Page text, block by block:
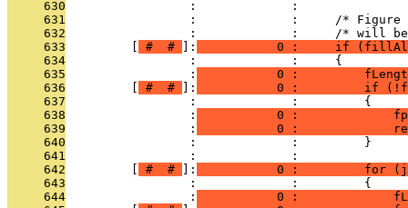
     630
                 :             :
     631
:             :     /*
     632
:             :     /* will
     633
# # ]:
0 :     if
     634
                 :             :     {
     635
                 :
0 :
     636
# # ]:
0 :         if
     637
                 :             :         {
     638
                 :
0 :
     639
                 :
0 :
     640
                 :             :         }
     641
                 :             :
     642
# # ]:
0 :         for
     643
                 :             :         {
     644
                 :
0 :